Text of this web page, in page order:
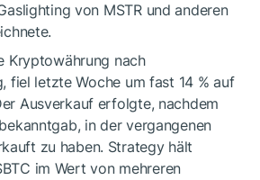
von MSTR und anderen
Kryptowährung nach
fiel letzte Woche um fast 14 % auf
Ausverkauf erfolgte, nachdem
in der vergangenen
zu haben. Strategy hält
im Wert von mehreren